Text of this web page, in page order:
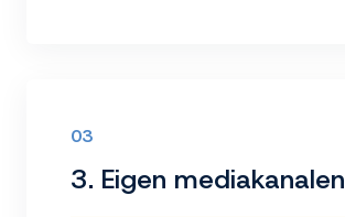
03
3. Eigen mediakanalen